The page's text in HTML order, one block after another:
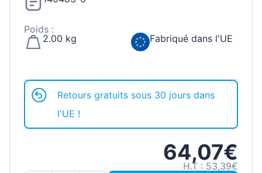
Poids :
2.00 kg
Fabriqué dans l'UE
Retours gratuits sous 30 jours dans
l'UE !
64,07€
H.T : 53,39€